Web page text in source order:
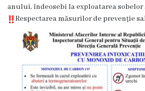
Aparatul
primăriei
Competențele
primarului
anului, îndeosebi la exploatarea sobelor
Respectarea măsurilor de prevenție